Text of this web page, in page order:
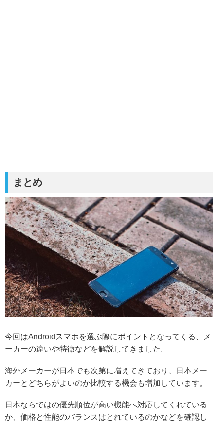
まとめ
今回はAndroidスマホを選ぶ際にポイントとなってくる、メ
ーカーの違いや特徴などを解説してきました。
海外メーカーが日本でも次第に増えてきており、日本メー
カーとどちらがよいのか比較する機会も増加しています。
日本ならではの優先順位が高い機能へ対応してくれている
か、価格と性能のバランスはとれているのかなどを確認し